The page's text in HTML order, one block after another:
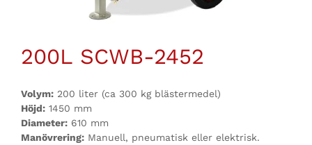
200L SCWB-2452
Volym: 200 liter (ca 300 kg blästermedel)
Höjd: 1450 mm
Diameter: 610 mm
Manövrering: Manuell, pneumatisk eller elektrisk.